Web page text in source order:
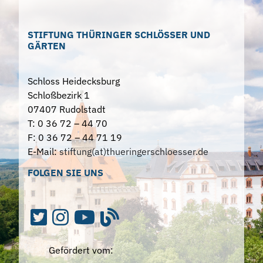
STIFTUNG THÜRINGER SCHLÖSSER UND
GÄRTEN
Schloss Heidecksburg
Schloßbezirk 1
07407 Rudolstadt
T: 0 36 72 – 44 70
F: 0 36 72 – 44 71 19
E-Mail:stiftung(at)thueringerschloesser.de
FOLGEN SIE UNS
Gefördert vom: